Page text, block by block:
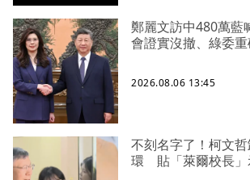
鄭麗文訪中480萬
會證實沒撤、綠委
2026.08.06 13:45
不刻名字了！柯文
環 貼「萊爾校長」